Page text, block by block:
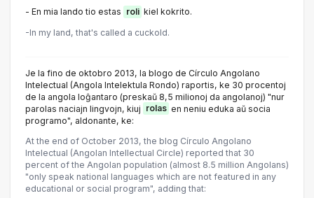
- En mia lando tio estas roli kiel kokrito.
-In my land, that's called a cuckold.
Je la fino de oktobro 2013, la blogo de Círculo Angolano
Intelectual (Angola Intelektula Rondo) raportis, ke 30 procentoj
de la angola loĝantaro (preskaŭ 8,5 milionoj da angolanoj) "nur
parolas naciajn lingvojn, kiuj rolas en neniu eduka aŭ socia
programo", aldonante, ke:
At the end of October 2013, the blog Círculo Angolano
Intelectual (Angolan Intellectual Circle) reported that 30
percent of the Angolan population (almost 8.5 million Angolans)
"only speak national languages which are not featured in any
educational or social program", adding that: